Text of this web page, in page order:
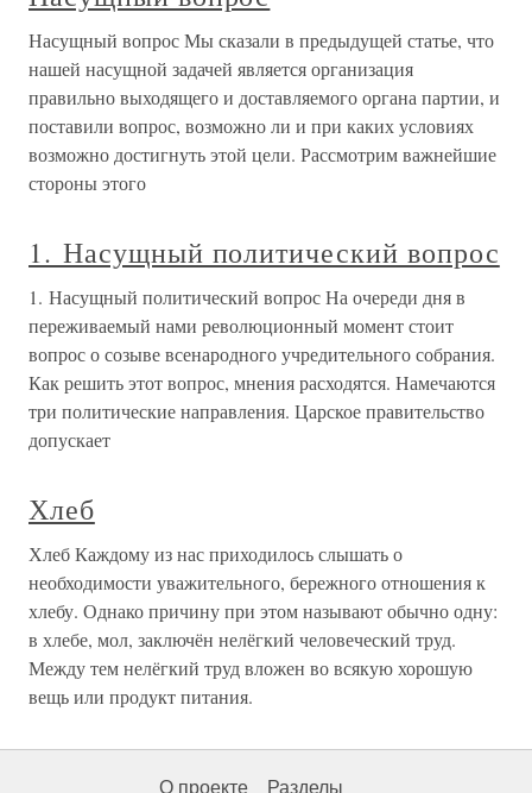
Насущный вопрос Мы сказали в предыдущей статье, что
нашей насущной задачей является организация
правильно выходящего и доставляемого органа партии, и
поставили вопрос, возможно ли и при каких условиях
возможно достигнуть этой цели. Рассмотрим важнейшие
стороны этого
1. Насущный политический вопрос
1. Насущный политический вопрос На очереди дня в
переживаемый нами революционный момент стоит
вопрос о созыве всенародного учредительного собрания.
Как решить этот вопрос, мнения расходятся. Намечаются
три политические направления. Царское правительство
допускает
Хлеб
Хлеб Каждому из нас приходилось слышать о
необходимости уважительного, бережного отношения к
хлебу. Однако причину при этом называют обычно одну:
в хлебе, мол, заключён нелёгкий человеческий труд.
Между тем нелёгкий труд вложен во всякую хорошую
вещь или продукт питания.
О проекте Разделы